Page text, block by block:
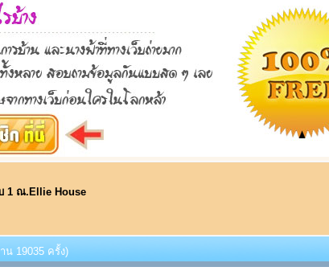
1 ณ.Ellie House
19035 ครั้ง)